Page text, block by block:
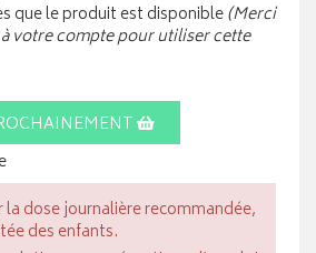
que le produit est disponible(Merci
votre compte pour utiliser cette
la dose journalière recommandée,
des enfants.